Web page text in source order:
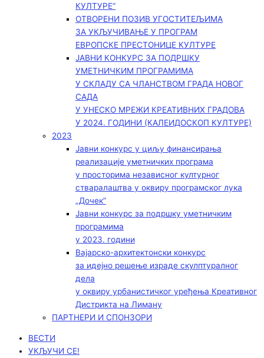
КУЛТУРЕ“
ОТВОРЕНИ ПОЗИВ УГОСТИТЕЉИМА
ЗА УКЉУЧИВАЊЕ У ПРОГРАМ
ЕВРОПСКЕ ПРЕСТОНИЦЕ КУЛТУРЕ
ЈАВНИ КОНКУРС ЗА ПОДРШКУ
УМЕТНИЧКИМ ПРОГРАМИМА
У СКЛАДУ СА ЧЛАНСТВОМ ГРАДА НОВОГ
САДА
У УНЕСКО МРЕЖИ КРЕАТИВНИХ ГРАДОВА
У 2024. ГОДИНИ (КАЛЕИДОСКОП КУЛТУРЕ)
2023
Јавни конкурс у циљу финансирања
реализације уметничких програма
у просторима независног културног
стваралаштва у оквиру програмског лука
„Дочек”
Јавни конкурс за подршку уметничким
програмима
у 2023. години
Вајарско-архитектонски конкурс
за идејно решење израде скулптуралног
дела
у оквиру урбанистичког уређења Креативног
Дистрикта на Лиману
ПАРТНЕРИ И СПОНЗОРИ
ВЕСТИ
УКЉУЧИ СЕ!